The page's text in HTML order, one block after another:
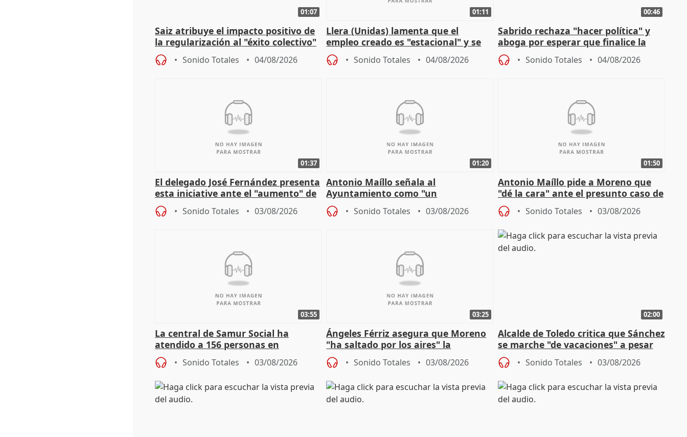
01:07
Saiz atribuye el impacto positivo de
la regularización al "éxito colectivo"
del Gobierno
Sonido Totales 04/08/2026
01:11
Llera (Unidas) lamenta que el
empleo creado es "estacional" y se
"esfumará" al acabar el verano
Sonido Totales 04/08/2026
00:46
Sabrido rechaza "hacer política" y
aboga por esperar que finalice la
investigación del incendio
Sonido Totales 04/08/2026
01:37
El delegado José Fernández presenta
esta iniciative ante el "aumento" de
personas sin hogar en Madri
Sonido Totales 03/08/2026
01:20
Antonio Maíllo señala al
Ayuntamiento como "un
especulador más" sobre viviendas de
Jiménez Becerril
Sonido Totales 03/08/2026
01:50
Antonio Maíllo pide a Moreno que
"dé la cara" ante el presunto caso de
acoso del CEO de ADM
Sonido Totales 03/08/2026
03:55
La central de Samur Social ha
atendido a 156 personas en
situación de calle durante Campaña
de CalorSonido Totales 03/08/2026
03:25
Ángeles Férriz asegura que Moreno
"ha saltado por los aires" la
negociación tras acuerdo con SMA
Sonido Totales 03/08/2026
02:00
Alcalde de Toledo critica que Sánchez
se marche "de vacaciones" a pesar
de la crisis migratoria
Sonido Totales 03/08/2026